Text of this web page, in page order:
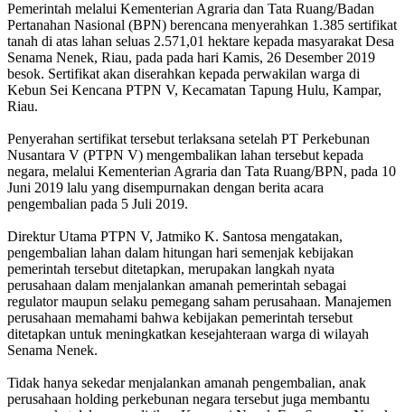
Pemerintah melalui Kementerian Agraria dan Tata Ruang/Badan
Pertanahan Nasional (BPN) berencana menyerahkan 1.385 sertifikat
tanah di atas lahan seluas 2.571,01 hektare kepada masyarakat Desa
Senama Nenek, Riau, pada pada hari Kamis, 26 Desember 2019
besok. Sertifikat akan diserahkan kepada perwakilan warga di
Kebun Sei Kencana PTPN V, Kecamatan Tapung Hulu, Kampar,
Riau.
Penyerahan sertifikat tersebut terlaksana setelah PT Perkebunan
Nusantara V (PTPN V) mengembalikan lahan tersebut kepada
negara, melalui Kementerian Agraria dan Tata Ruang/BPN, pada 10
Juni 2019 lalu yang disempurnakan dengan berita acara
pengembalian pada 5 Juli 2019.
Direktur Utama PTPN V, Jatmiko K. Santosa mengatakan,
pengembalian lahan dalam hitungan hari semenjak kebijakan
pemerintah tersebut ditetapkan, merupakan langkah nyata
perusahaan dalam menjalankan amanah pemerintah sebagai
regulator maupun selaku pemegang saham perusahaan. Manajemen
perusahaan memahami bahwa kebijakan pemerintah tersebut
ditetapkan untuk meningkatkan kesejahteraan warga di wilayah
Senama Nenek.
Tidak hanya sekedar menjalankan amanah pengembalian, anak
perusahaan holding perkebunan negara tersebut juga membantu